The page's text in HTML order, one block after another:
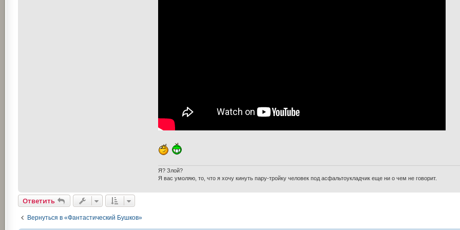
Я? Злой?
Я вас умоляю, то, что я хочу кинуть пару-тройку человек под асфальтоукладчик еще ни о чем не говорит.
Ответить
Вернуться в «Фантастический Бушков»